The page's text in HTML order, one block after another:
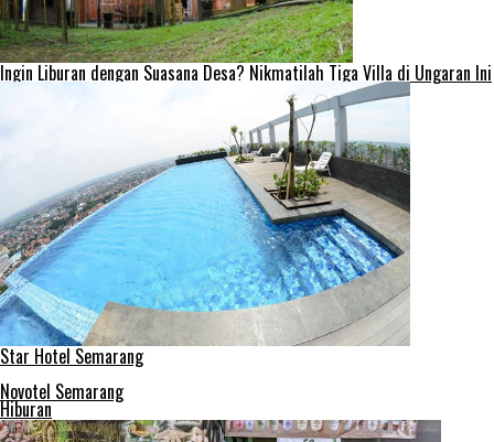
Ingin Liburan dengan Suasana Desa? Nikmatilah Tiga Villa di Ungaran Ini
Star Hotel Semarang
Novotel Semarang
Hiburan